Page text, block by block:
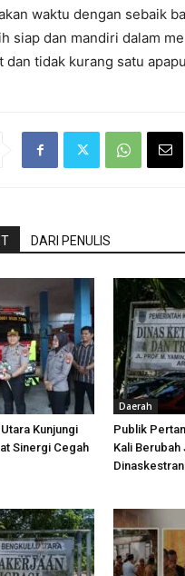
waktu dengan sebaik
siap dan mandiri dalam
dan tidak kurang satu
DARI PENULIS
Kunjungi
Sinergi Cegah
Daerah
Publik
Kali
Dinaskestran